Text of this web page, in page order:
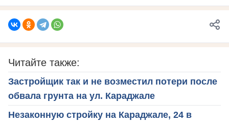
Читайте также:
Застройщик так и не возместил потери после
обвала грунта на ул. Караджале
Незаконную стройку на Караджале, 24 в